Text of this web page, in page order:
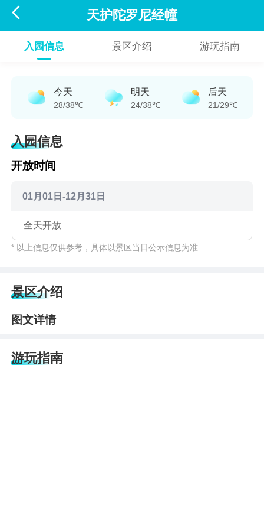
 天护陀罗尼经幢
入园信息 景区介绍 游玩指南
今天
28/38℃
明天
24/38℃
后天
21/29℃
入园信息
开放时间
01月01日-12月31日
全天开放
* 以上信息仅供参考，具体以景区当日公示信息为准
景区介绍
图文详情
游玩指南